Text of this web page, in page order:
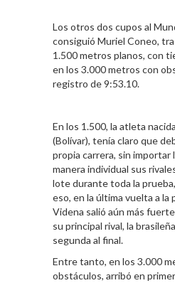
Los otros dos cupos al
consiguió Muriel Coneo,
1.500 metros planos, con
en los 3.000 metros con
registro de 9:53.10.
En los 1.500, la atleta
(Bolívar), tenía claro que
propia carrera, sin importar
manera individual sus
lote durante toda la
eso, en la última vuelta a la
Videna salió aún más
su principal rival, la
segunda al final.
Entre tanto, en los 3.000
obstáculos, arribó en